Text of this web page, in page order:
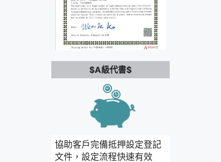
$A級代書$
協助客戶完備抵押設定登記
文件，設定流程快速有效